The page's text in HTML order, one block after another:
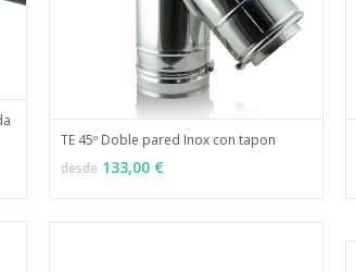
VER OPCIONES
TE 45º Doble pared Inox con tapon
desde 133,00 €